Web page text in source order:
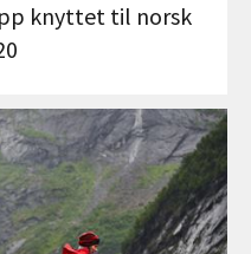
knyttet til norsk